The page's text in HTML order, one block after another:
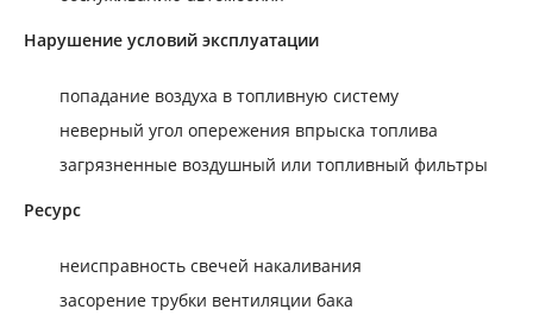
Нарушение условий эксплуатации
попадание воздуха в топливную систему
неверный угол опережения впрыска топлива
загрязненные воздушный или топливный фильтры
Ресурс
неисправность свечей накаливания
засорение трубки вентиляции бака